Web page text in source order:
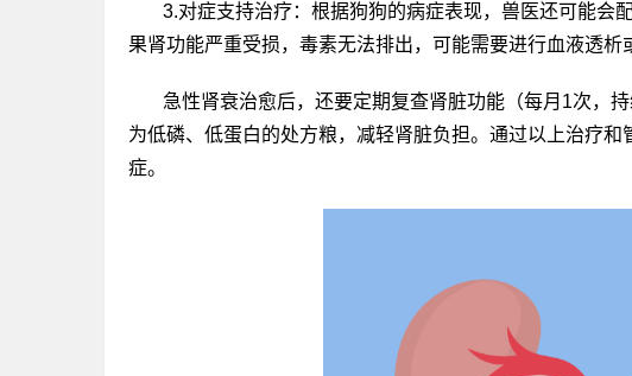
3.对症支持治疗：根据狗狗的病症表现，兽医还可能会
果肾功能严重受损，毒素无法排出，可能需要进行血液透析
急性肾衰治愈后，还要定期复查肾脏功能（每月1次，
为低磷、低蛋白的处方粮，减轻肾脏负担。通过以上治疗
症。